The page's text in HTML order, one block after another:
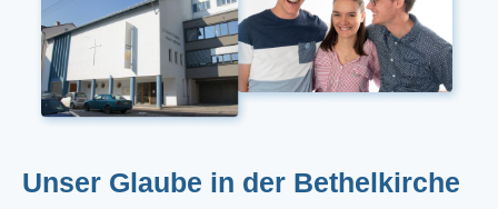
Unser Glaube in der Bethelkirche